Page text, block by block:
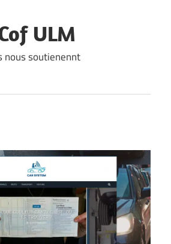
ULM
nous soutienennt